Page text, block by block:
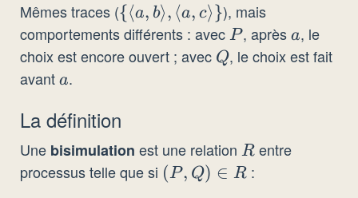
\qquad
Q =
(a.b) +
(a.c)
Mêmes traces (\{\langle
a,b
\rangle,
\rangle\}
{⟨a, b⟩, ⟨a, c⟩}), mais
comportements différents : avecP
P, aprèsa
a, le
choix est encore ouvert ; avec Q
Q, le choix est fait
avanta
a.
La définition
Une bisimulation est une relation R
R entre
processus telle que si (P,
(P, Q) ∈ R: